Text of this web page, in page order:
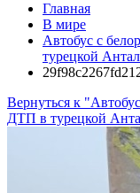
Главная
В мире
Автобус с
турецкой
Вернуться к
ДТП в турецкой